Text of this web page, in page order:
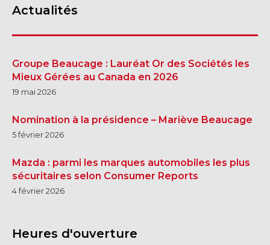
Actualités
Groupe Beaucage : Lauréat Or des Sociétés les
Mieux Gérées au Canada en 2026
19 mai 2026
Nomination à la présidence – Mariève Beaucage
5 février 2026
Mazda : parmi les marques automobiles les plus
sécuritaires selon Consumer Reports
4 février 2026
Heures d'ouverture